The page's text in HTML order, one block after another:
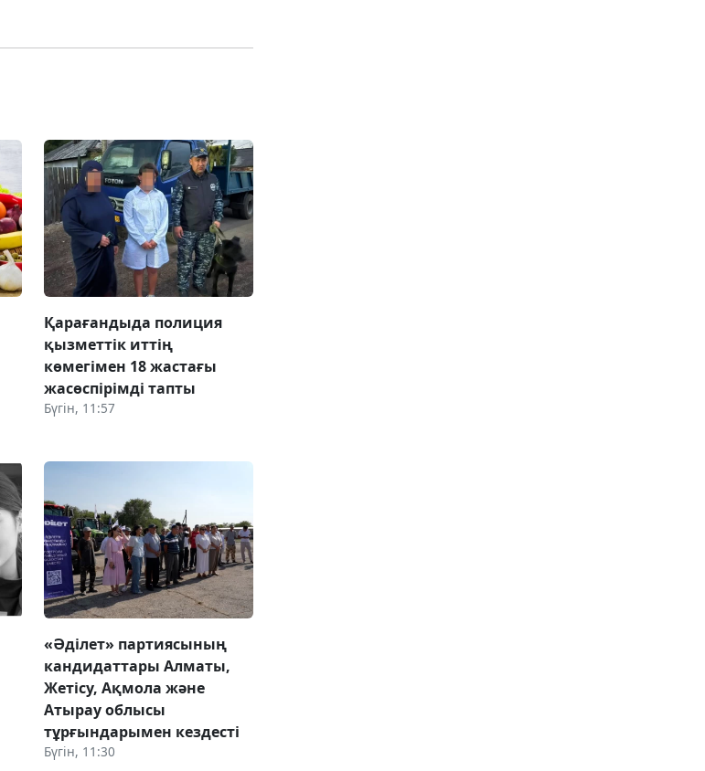
Қарағандыда полиция
қызметтік иттің
көмегімен 18 жастағы
жасөспірімді тапты
Бүгін, 11:57
«Әділет» партиясының
кандидаттары Алматы,
Жетісу, Ақмола және
Атырау облысы
тұрғындарымен кездесті
Бүгін, 11:30